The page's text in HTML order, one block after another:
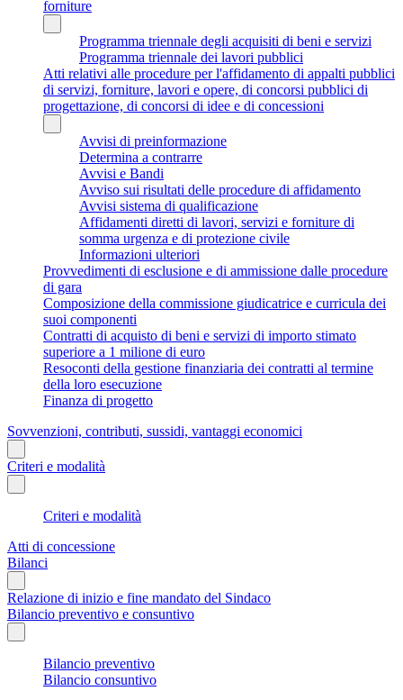
forniture
Programma triennale degli acquisiti di beni e servizi
Programma triennale dei lavori pubblici
Atti relativi alle procedure per l'affidamento di appalti pubblici
di servizi, forniture, lavori e opere, di concorsi pubblici di
progettazione, di concorsi di idee e di concessioni
Avvisi di preinformazione
Determina a contrarre
Avvisi e Bandi
Avviso sui risultati delle procedure di affidamento
Avvisi sistema di qualificazione
Affidamenti diretti di lavori, servizi e forniture di
somma urgenza e di protezione civile
Informazioni ulteriori
Provvedimenti di esclusione e di ammissione dalle procedure
di gara
Composizione della commissione giudicatrice e curricula dei
suoi componenti
Contratti di acquisto di beni e servizi di importo stimato
superiore a 1 milione di euro
Resoconti della gestione finanziaria dei contratti al termine
della loro esecuzione
Finanza di progetto
Sovvenzioni, contributi, sussidi, vantaggi economici
Criteri e modalità
Criteri e modalità
Atti di concessione
Bilanci
Relazione di inizio e fine mandato del Sindaco
Bilancio preventivo e consuntivo
Bilancio preventivo
Bilancio consuntivo